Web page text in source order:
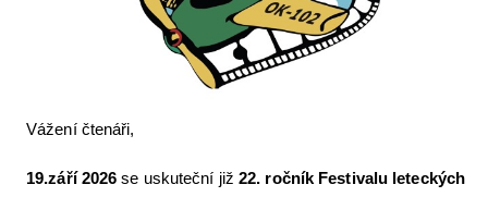
Vážení čtenáři,
19.září 2026 se uskuteční již22. ročník Festivalu leteckých
Letecká videa
Aktuální FR + archiv
The SAFE Guide app